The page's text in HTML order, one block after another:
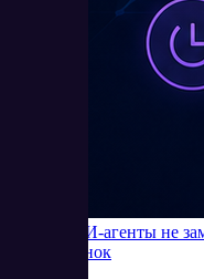
Почему ИИ-агенты не
новый рынок